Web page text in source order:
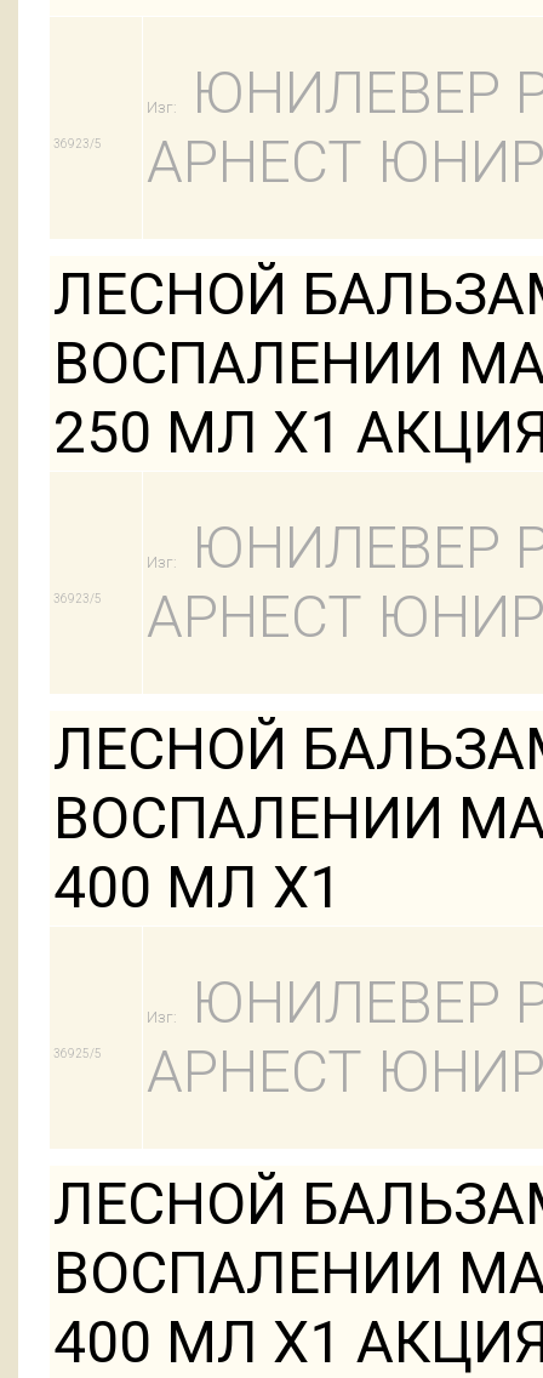
36923/5
Изг:
ЮНИЛЕВЕР
АРНЕСТ
ЛЕСНОЙ
ВОСПАЛЕНИИ
250 МЛ Х1
36923/5
Изг:
ЮНИЛЕВЕР
АРНЕСТ
ЛЕСНОЙ
ВОСПАЛЕНИИ
400 МЛ Х1
36925/5
Изг:
ЮНИЛЕВЕР
АРНЕСТ
ЛЕСНОЙ
ВОСПАЛЕНИИ
400 МЛ Х1